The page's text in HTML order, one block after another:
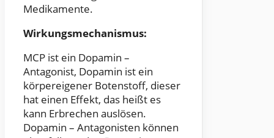
Medikamente.
Wirkungsmechanismus:
MCP ist ein Dopamin –
Antagonist, Dopamin ist ein
körpereigener Botenstoff, dieser
hat einen Effekt, das heißt es
kann Erbrechen auslösen.
Dopamin – Antagonisten können